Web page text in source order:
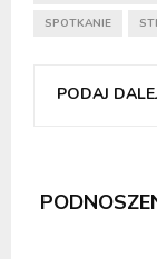
SPOTKANIE
PODAJ